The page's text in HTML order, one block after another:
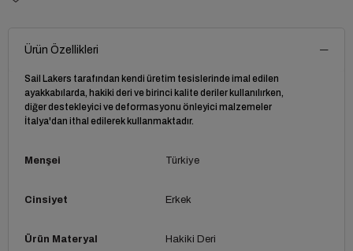
Ürün Özellikleri
Sail Lakers tarafından kendi üretim tesislerinde imal edilen
ayakkabılarda, hakiki deri ve birinci kalite deriler kullanılırken,
diğer destekleyici ve deformasyonu önleyici malzemeler
İtalya'dan ithal edilerek kullanmaktadır.
Menşei Türkiye
Cinsiyet Erkek
Ürün Materyal Hakiki Deri